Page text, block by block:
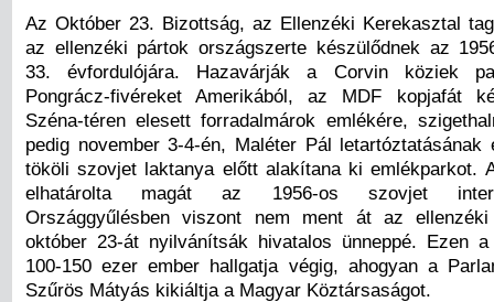
Az Október 23. Bizottság, az Ellenzéki Kerekasztal
az ellenzéki pártok országszerte készülődnek az
33. évfordulójára. Hazavárják a Corvin köziek
Pongrácz-fivéreket Amerikából, az MDF kopjafát
Széna-téren elesett forradalmárok emlékére,
pedig november 3-4-én, Maléter Pál
tököli szovjet laktanya előtt alakítana ki emlékparkot.
elhatárolta magát az 1956-os szovjet
Országgyűlésben viszont nem ment át az
október 23-át nyilvánítsák hivatalos ünneppé. Ezen
100-150 ezer ember hallgatja végig, ahogyan a
Szűrös Mátyás kikiáltja a Magyar Köztársaságot.